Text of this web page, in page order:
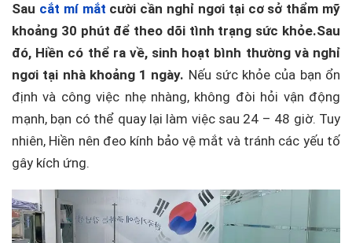
Sau cắt mí mắt cười cần nghỉ ngơi tại cơ sở thẩm mỹ
khoảng 30 phút để theo dõi tình trạng sức khỏe.Sau
đó, Hiền có thể ra về, sinh hoạt bình thường và nghỉ
ngơi tại nhà khoảng 1 ngày. Nếu sức khỏe của bạn ổn
định và công việc nhẹ nhàng, không đòi hỏi vận động
mạnh, bạn có thể quay lại làm việc sau 24 – 48 giờ. Tuy
nhiên, Hiền nên đeo kính bảo vệ mắt và tránh các yếu tố
gây kích ứng.